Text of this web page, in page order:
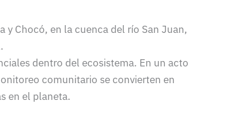
y Chocó, en la cuenca del río San Juan,
dentro del ecosistema. En un acto
comunitario se convierten en
en el planeta.